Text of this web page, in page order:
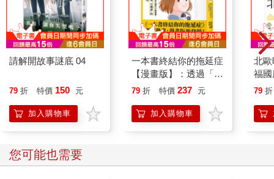
請解開故事謎底 04
79 折 特價 150 元
加入購物車
一本書終結你的拖延症
【漫畫版】：透過「小
行動」打開大腦的行動
「行動派」的37個科
學方法
79 折 特價 237 元
加入購物車
北
福
79 折
您可能也需要